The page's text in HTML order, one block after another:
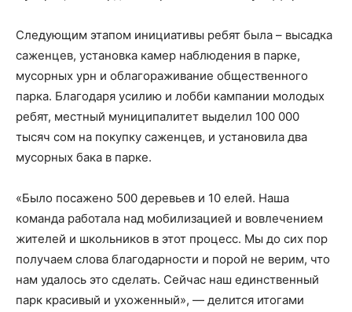
Следующим этапом инициативы ребят была – высадка
саженцев, установка камер наблюдения в парке,
мусорных урн и облагораживание общественного
парка. Благодаря усилию и лобби кампании молодых
ребят, местный муниципалитет выделил 100 000
тысяч сом на покупку саженцев, и установила два
мусорных бака в парке.
«Было посажено 500 деревьев и 10 елей. Наша
команда работала над мобилизацией и вовлечением
жителей и школьников в этот процесс. Мы до сих пор
получаем слова благодарности и порой не верим, что
нам удалось это сделать. Сейчас наш единственный
парк красивый и ухоженный», — делится итогами